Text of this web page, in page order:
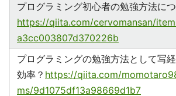
プログラミング初心者の勉強方法に
https://qiita.com/cervomansan/
a3cc003807d370226b
プログラミングの勉強方法として写
効率？ https://qiita.com/
ms/9d1075df13a98669d1b7